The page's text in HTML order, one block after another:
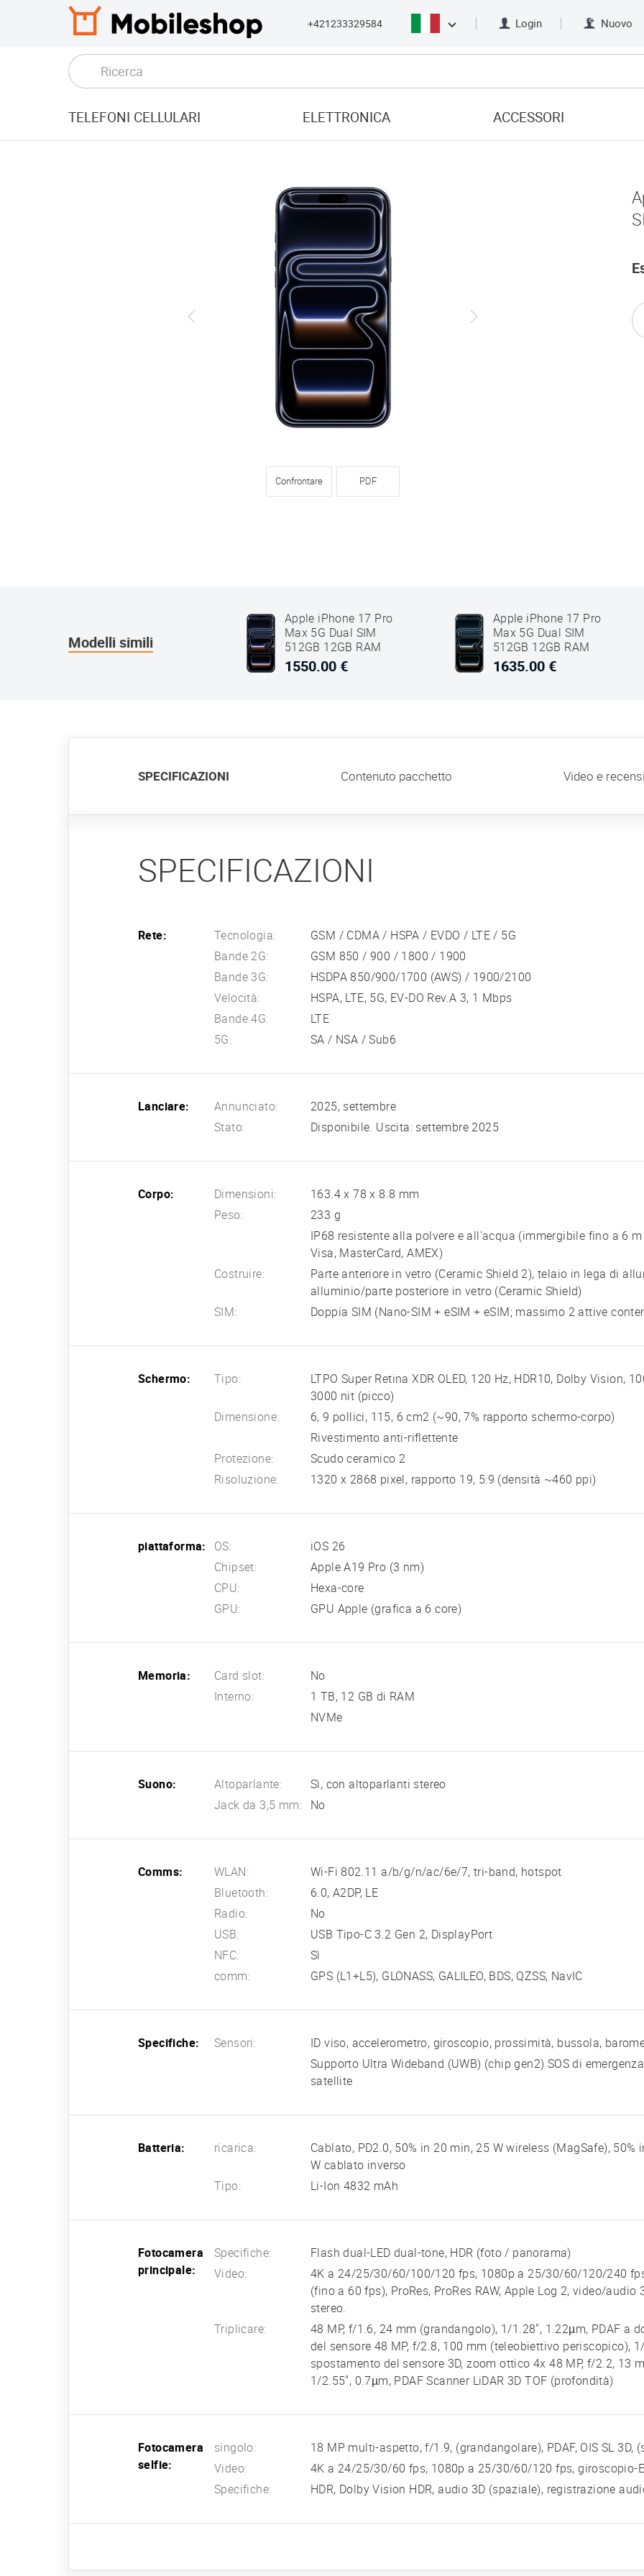
+421233329584 Login Nuovo
TELEFONI CELLULARI ELETTRONICA ACCESSORI
Confrontare PDF
Modelli simili
Apple iPhone 17 Pro
Max 5G Dual SIM
512GB 12GB RAM
Deep Blu
1550.00 €
Apple iPhone 17 Pro
Max 5G Dual SIM
512GB 12GB RAM
Argento
1635.00 €
SPECIFICAZIONI Contenuto pacchetto Video e
SPECIFICAZIONI
Rete: Tecnologia:
GSM / CDMA / HSPA / EVDO / LTE / 5G
Bande 2G:
GSM 850 / 900 / 1800 / 1900
Bande 3G:
HSDPA 850/900/1700 (AWS) / 1900/2100
Velocità:
HSPA, LTE, 5G, EV-DO Rev.A 3, 1 Mbps
Bande 4G:
LTE
5G:
SA / NSA / Sub6
Lanciare: Annunciato:
2025, settembre
Stato:
Disponibile. Uscita: settembre 2025
Corpo: Dimensioni:
163.4 x 78 x 8.8 mm
Peso:
233 g
IP68 resistente alla polvere e all'acqua (immergibile fino a 6
Visa, MasterCard, AMEX)
Costruire:
Parte anteriore in vetro (Ceramic Shield 2), telaio in lega di
alluminio/parte posteriore in vetro (Ceramic Shield)
SIM:
Doppia SIM (Nano-SIM + eSIM + eSIM; massimo 2 attive
Schermo: Tipo:
LTPO Super Retina XDR OLED, 120 Hz, HDR10, Dolby Vision,
3000 nit (picco)
Dimensione:
6, 9 pollici, 115, 6 cm2 (~90, 7% rapporto schermo-corpo)
Rivestimento anti-riflettente
Protezione:
Scudo ceramico 2
Risoluzione:
1320 x 2868 pixel, rapporto 19, 5:9 (densità ~460 ppi)
piattaforma: OS:
iOS 26
Chipset:
Apple A19 Pro (3 nm)
CPU:
Hexa-core
GPU:
GPU Apple (grafica a 6 core)
Memoria: Card slot:
No
Interno:
1 TB, 12 GB di RAM
NVMe
Suono: Altoparlante:
Sì, con altoparlanti stereo
Jack da 3,5 mm:
No
Comms: WLAN:
Wi-Fi 802.11 a/b/g/n/ac/6e/7, tri-band, hotspot
Bluetooth:
6.0, A2DP, LE
Radio:
No
USB:
USB Tipo-C 3.2 Gen 2, DisplayPort
NFC:
Sì
comm:
GPS (L1+L5), GLONASS, GALILEO, BDS, QZSS, NavIC
Specifiche: Sensori:
ID viso, accelerometro, giroscopio, prossimità, bussola,
Supporto Ultra Wideband (UWB) (chip gen2) SOS di
satellite
Batteria: ricarica:
Cablato, PD2.0, 50% in 20 min, 25 W wireless (MagSafe), 50%
W cablato inverso
Tipo:
Li-Ion 4832 mAh
Fotocamera
principale:
Specifiche:
Flash dual-LED dual-tone, HDR (foto / panorama)
Video:
4K a 24/25/30/60/100/120 fps, 1080p a 25/30/60/120/240
(fino a 60 fps), ProRes, ProRes RAW, Apple Log 2, video/
stereo.
Triplicare:
48 MP, f/1.6, 24 mm (grandangolo), 1/1.28", 1.22µm, PDAF a
del sensore 48 MP, f/2.8, 100 mm (teleobiettivo periscopico),
spostamento del sensore 3D, zoom ottico 4x 48 MP, f/2.2, 13
1/2.55", 0.7µm, PDAF Scanner LiDAR 3D TOF (profondità)
Fotocamera
selfie:
singolo:
18 MP multi-aspetto, f/1.9, (grandangolare), PDAF, OIS SL
Video:
4K a 24/25/30/60 fps, 1080p a 25/30/60/120 fps, giroscopio-
Specifiche:
HDR, Dolby Vision HDR, audio 3D (spaziale), registrazione